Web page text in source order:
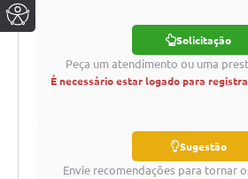
Solicitação
Peça um atendimento ou uma
É necessário estar logado para
Sugestão
Envie recomendações para tornar